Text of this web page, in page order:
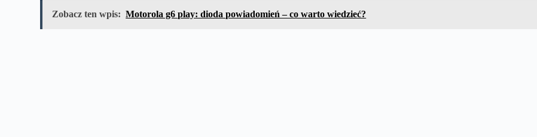
Zobacz ten wpis: Motorola g6 play: dioda powiadomień – co warto wiedzieć?